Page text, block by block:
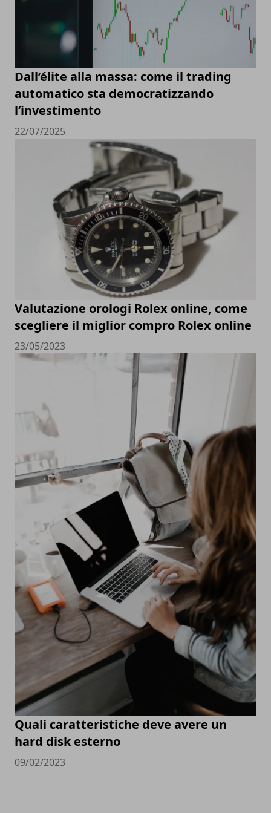
Dall’élite alla massa: come il trading
automatico sta democratizzando
l’investimento
22/07/2025
Valutazione orologi Rolex online, come
scegliere il miglior compro Rolex online
23/05/2023
Quali caratteristiche deve avere un
hard disk esterno
09/02/2023